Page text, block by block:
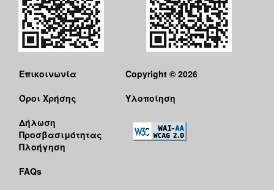
Επικοινωνία
Όροι Χρήσης
Δήλωση
Προσβασιμότητας
Πλοήγηση
FAQs
Copyright © 2026
Υλοποίηση